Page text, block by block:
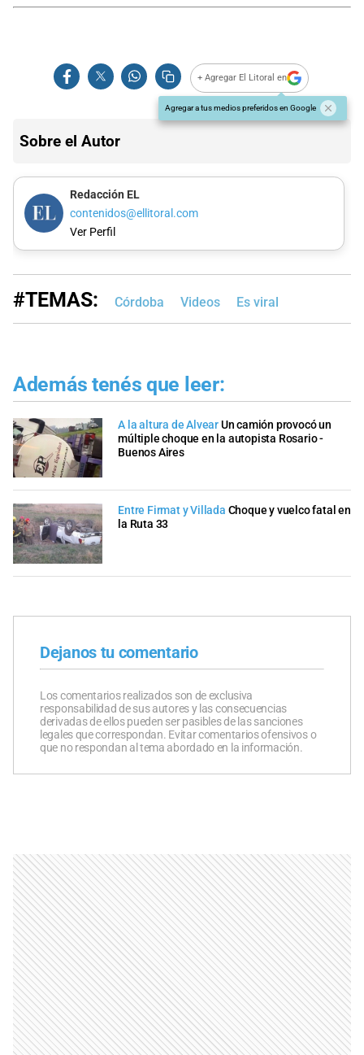
+ Agregar El Litoral en
Agregar a tus medios preferidos en Google
Sobre el Autor
Redacción EL
contenidos@ellitoral.com
Ver Perfil
#TEMAS: Córdoba Videos Es viral
Además tenés que leer:
A la altura de AlvearUn camión provocó un
múltiple choque en la autopista Rosario -
Buenos Aires
Entre Firmat y Villada Choque y vuelco fatal en
la Ruta 33
Dejanos tu comentario
Los comentarios realizados son de exclusiva
responsabilidad de sus autores y las consecuencias
derivadas de ellos pueden ser pasibles de las sanciones
legales que correspondan. Evitar comentarios ofensivos o
que no respondan al tema abordado en la información.